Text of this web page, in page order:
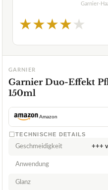
Garnier-
★★★★★
GARNIER
Garnier Duo-Effekt
150ml
Amazon
TECHNISCHE DETAILS
Geschmeidigkeit +++
Anwendung
Glanz